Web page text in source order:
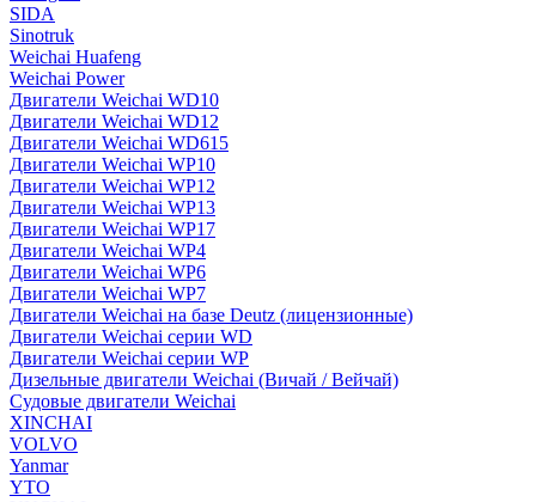
SIDA
Sinotruk
Weichai Huafeng
Weichai Power
Двигатели Weichai WD10
Двигатели Weichai WD12
Двигатели Weichai WD615
Двигатели Weichai WP10
Двигатели Weichai WP12
Двигатели Weichai WP13
Двигатели Weichai WP17
Двигатели Weichai WP4
Двигатели Weichai WP6
Двигатели Weichai WP7
Двигатели Weichai на базе Deutz (лицензионные)
Двигатели Weichai серии WD
Двигатели Weichai серии WP
Дизельные двигатели Weichai (Вичай / Вейчай)
Судовые двигатели Weichai
XINCHAI
VOLVO
Yanmar
YTO